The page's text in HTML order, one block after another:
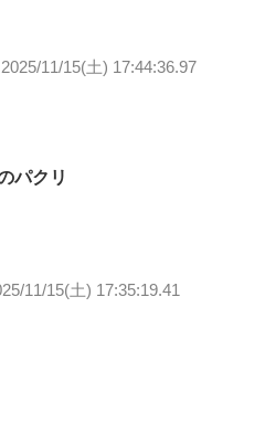
2025/11/15(土) 17:44:36.97
パクリ
11/15(土) 17:35:19.41